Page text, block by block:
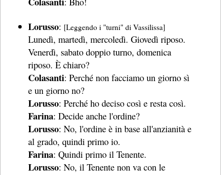
Lorusso: [Leggendo i "turni" di Vassilissa]
Lunedì, martedì, mercoledì. Giovedì riposo.
Venerdì, sabato doppio turno, domenica
riposo. È chiaro?
Colasanti: Perché non facciamo un giorno sì
e un giorno no?
Lorusso: Perché ho deciso così e resta così.
Farina: Decide anche l'ordine?
Lorusso: No, l'ordine è in base all'anzianità e
al grado, quindi primo io.
Farina: Quindi primo il Tenente.
Lorusso: No, il Tenente non va con le